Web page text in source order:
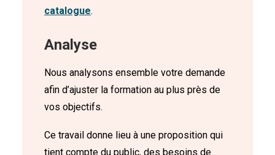
catalogue.
Analyse
Nous analysons ensemble votre demande
afin d’ajuster la formation au plus près de
vos objectifs.
Ce travail donne lieu à une proposition qui
tient compte du public, des besoins de